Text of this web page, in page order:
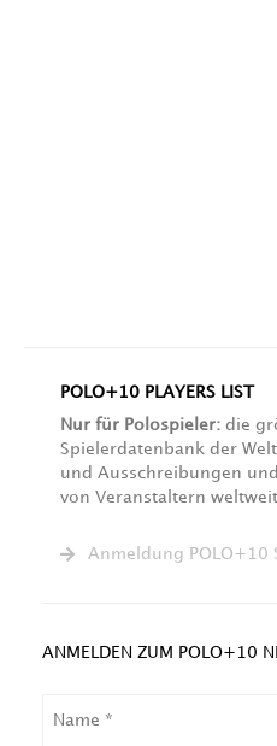
POLO+10 PLAYERS LIST
Nur für Polospieler: die
Spielerdatenbank der
und Ausschreibungen
von Veranstaltern
Anmeldung POLO+10
ANMELDEN ZUM POLO+10